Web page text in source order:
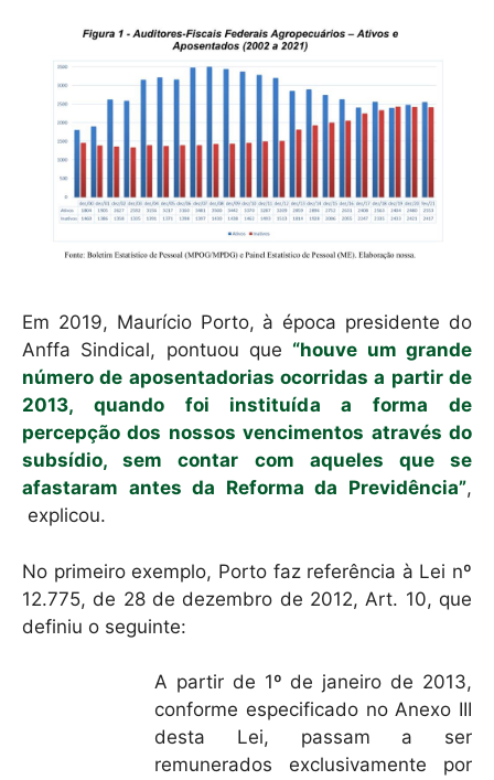
Em 2019, Maurício Porto, à época presidente do
Anffa Sindical, pontuou que “houve um grande
número de aposentadorias ocorridas a partir de
2013, quando foi instituída a forma de
percepção dos nossos vencimentos através do
subsídio, sem contar com aqueles que se
afastaram antes da Reforma da Previdência”,
explicou.
No primeiro exemplo, Porto faz referência à Lei nº
12.775, de 28 de dezembro de 2012, Art. 10, que
definiu o seguinte:
A partir de 1º de janeiro de 2013,
conforme especificado no Anexo III
desta Lei, passam a ser
remunerados exclusivamente por